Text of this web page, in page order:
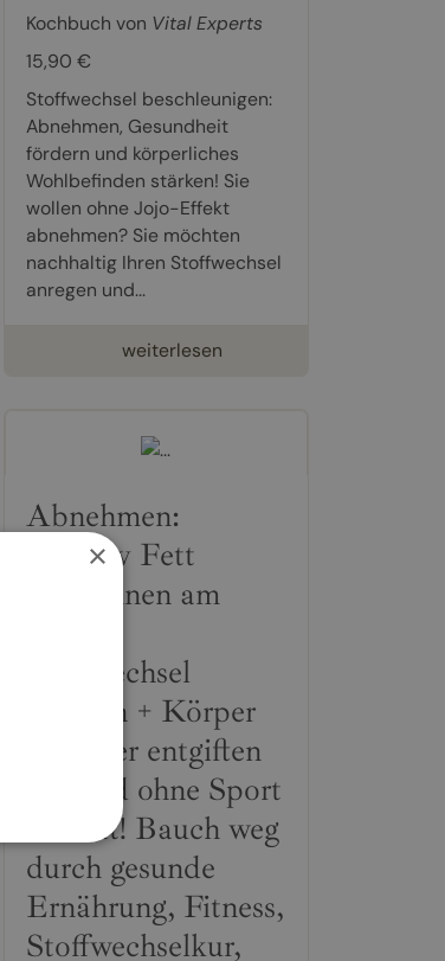
Kochbuch von Vital Experts
15,90 €
Stoffwechsel beschleunigen:
Abnehmen, Gesundheit
fördern und körperliches
Wohlbefinden stärken! Sie
wollen ohne Jojo-Effekt
abnehmen? Sie möchten
nachhaltig Ihren Stoffwechsel
anregen und...
weiterlesen
Abnehmen:
Effektiv Fett
verbrennen am
Stoffwechsel
anregen + Körper
& Leber entgiften
mit und ohne Sport
& Diät! Bauch weg
durch gesunde
Ernährung, Fitness,
Stoffwechselkur,
×